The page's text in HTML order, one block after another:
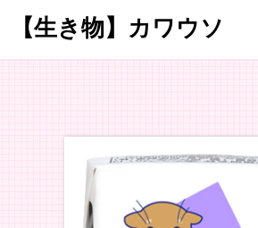
【生き物】カワウソ